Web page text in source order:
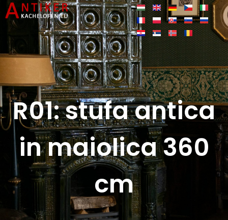
R01: stufa antica
in maiolica 360
cm